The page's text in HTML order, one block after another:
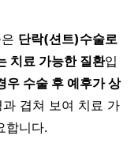
단락(션트)수술로
치료 가능한 질환입
우 수술 후 예후가 상
과 겹쳐 보여 치료 가
합니다.